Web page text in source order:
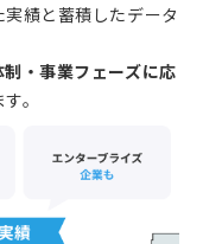
績と蓄積したデータ
・事業フェーズに応
。